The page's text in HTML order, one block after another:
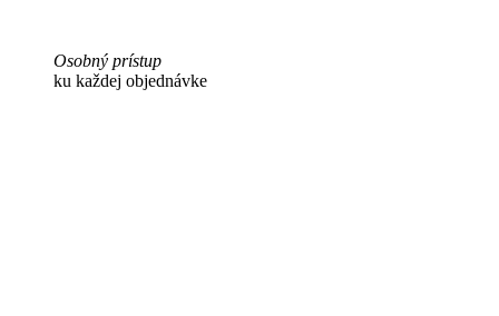
Osobný prístup
ku každej objednávke